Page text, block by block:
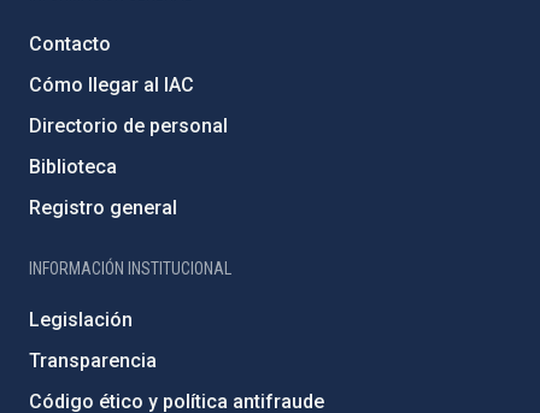
Contacto
Cómo llegar al IAC
Directorio de personal
Biblioteca
Registro general
INFORMACIÓN INSTITUCIONAL
Legislación
Transparencia
Código ético y política antifraude